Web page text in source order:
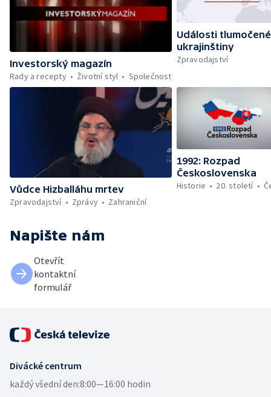
Investorský magazín
Rady a recepty
Životní styl Společnost
Události
ukrajinštiny
Zpravodajství
Vůdce Hizballáhu mrtev
Zpravodajství
Zprávy Zahraniční
1992: Rozpad
Československa
Historie
20. století
Napište nám
Otevřít
kontaktní
formulář
Divácké centrum
každý všední den:8:00—16:00 hodin